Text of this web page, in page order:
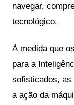
navegar,
tecnológico.
À medida que
para a
sofisticados, as
a ação da